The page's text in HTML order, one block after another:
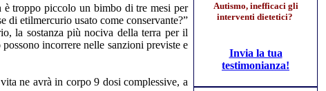
è troppo piccolo un bimbo di tre mesi per
di etilmercurio usato come conservante?”
la sostanza più nociva della terra per il
incorrere nelle sanzioni previste e
ne avrà in corpo 9 dosi complessive, a
Autismo, inefficaci gli
interventi dietetici?
Invia la tua
testimonianza!